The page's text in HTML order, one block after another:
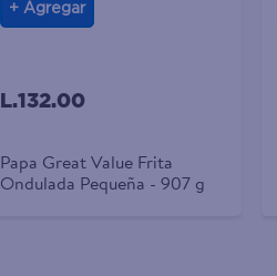
Agregar
L.132.00
Papa Great Value Frita
Ondulada Pequeña - 907 g